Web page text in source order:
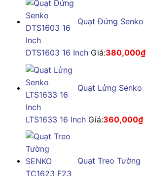
Quạt Đứng Senko
DTS1603 16 Inch Giá:380,000₫
Quạt Lửng Senko
LTS1633 16 Inch Giá:360,000₫
Quạt Treo Tường